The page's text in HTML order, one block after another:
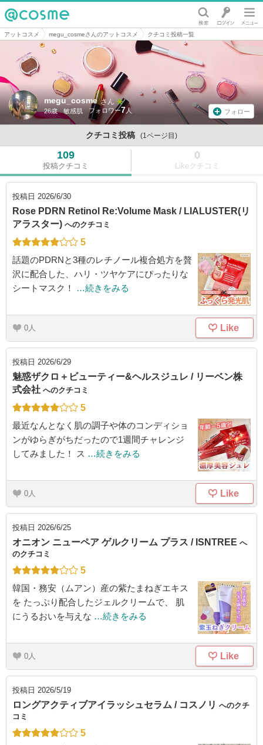
@cosme
アットコスメ megu_cosmeさんのアットコスメ クチコミ投稿一覧
megu_cosme さん
26歳 敏感肌 7 フォロー
クチコミ投稿 (1ページ目)
109
投稿クチコミ
0
Likeクチコミ
投稿日 2026/6/30
Rose PDRN Retinol Re:Volume Mask / LIALUSTER(リ
アラスター) へのクチコミ
5
話題のPDRNと3種のレチノール複合処方を贅
沢に配合した、ハリ・ツヤケアにぴったりな
シートマスク！
…続きをみる
0 Like
投稿日 2026/6/29
魅惑ザクロ＋ビューティー&ヘルスジュレ / リーベン株
式会社 へのクチコミ
5
最近なんとなく肌の調子や体のコンディショ
ンがゆらぎがちだったので1週間チャレンジ
してみました！ ス …続きをみる
0 Like
投稿日 2026/6/25
オニオン ニューペア ゲルクリーム プラス / ISNTREE へ
のクチコミ
5
韓国・務安（ムアン）産の紫たまねぎエキス
を たっぷり配合したジェルクリームで、 肌
にうるおいを与えな …続きをみる
0 Like
投稿日 2026/5/19
ロングアクティブアイラッシュセラム / コスノリ へのクチ
コミ
5